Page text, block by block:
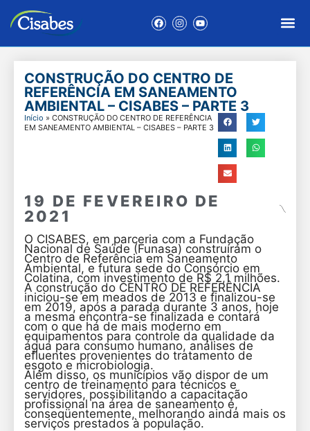
CONSTRUÇÃO DO CENTRO DE
REFERÊNCIA EM SANEAMENTO
AMBIENTAL – CISABES – PARTE 3
Início » CONSTRUÇÃO DO CENTRO DE REFERÊNCIA
EM SANEAMENTO AMBIENTAL – CISABES – PARTE 3
19 DE FEVEREIRO DE
2021
O CISABES, em parceria com a Fundação
Nacional de Saúde (Funasa) construíram o
Centro de Referência em Saneamento
Ambiental, e futura sede do Consórcio em
Colatina, com investimento de R$ 2,1 milhões.
A construção do CENTRO DE REFERÊNCIA
iniciou-se em meados de 2013 e finalizou-se
em 2019, após a parada durante 3 anos, hoje
a mesma encontra-se finalizada e contará
com o que há de mais moderno em
equipamentos para controle da qualidade da
água para consumo humano, análises de
efluentes provenientes do tratamento de
esgoto e microbiologia.
Além disso, os municípios vão dispor de um
centro de treinamento para técnicos e
servidores, possibilitando a capacitação
profissional na área de saneamento e,
conseqüentemente, melhorando ainda mais os
serviços prestados à população.